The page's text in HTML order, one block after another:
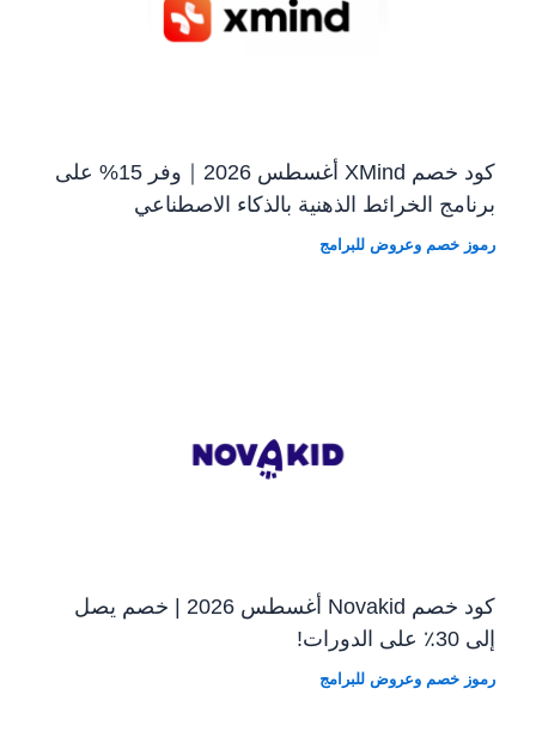
كود خصم XMind أغسطس 2026｜وفر 15% على
برنامج الخرائط الذهنية بالذكاء الاصطناعي
رموز خصم وعروض للبرامج
كود خصم Novakid أغسطس 2026 | خصم يصل
إلى 30٪ على الدورات!
رموز خصم وعروض للبرامج